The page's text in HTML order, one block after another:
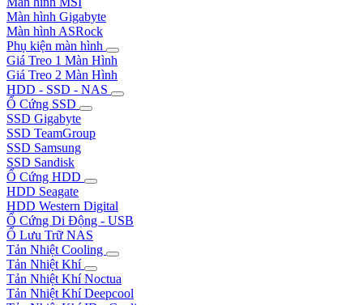
Màn hình Gigabyte
Màn hình ASRock
Phụ kiện màn hình
Giá Treo 1 Màn Hình
Giá Treo 2 Màn Hình
HDD - SSD - NAS
Ổ Cứng SSD
SSD Gigabyte
SSD TeamGroup
SSD Samsung
SSD Sandisk
Ổ Cứng HDD
HDD Seagate
HDD Western Digital
Ổ Cứng Di Động - USB
Ổ Lưu Trữ NAS
Tản Nhiệt Cooling
Tản Nhiệt Khí
Tản Nhiệt Khí Noctua
Tản Nhiệt Khí Deepcool